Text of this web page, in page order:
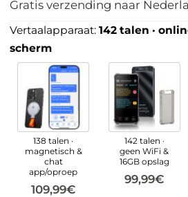
Gratis verzending naar
Vertaalapparaat:142 talen ·
scherm
138 talen ·
magnetisch &
chat
app/oproep
109,99€
142 talen ·
geen WiFi &
16GB opslag
99,99€